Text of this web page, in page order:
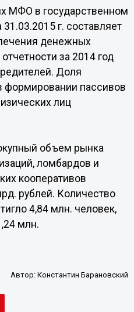
МФО в государственном
г. составляет
денежных
за 2014 год
Доля
формировании пассивов
лиц
объем рынка
ломбардов и
кооперативов
рублей. Количество
4,84 млн. человек,
млн.
Автор:Константин Барановский